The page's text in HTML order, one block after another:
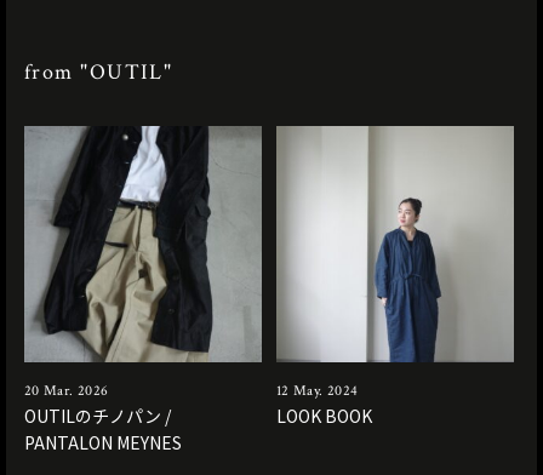
from "OUTIL"
20 Mar. 2026
OUTILのチノパン /
PANTALON MEYNES
12 May. 2024
LOOK BOOK